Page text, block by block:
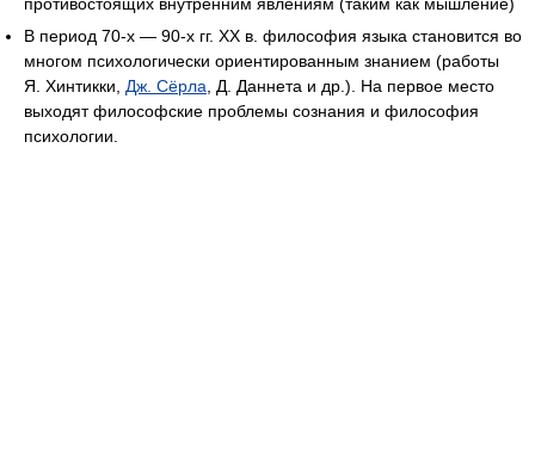
В период 70-х — 90-х гг. ХХ в. философия языка становится во
многом психологически ориентированным знанием (работы
Я. Хинтикки, Дж. Сёрла , Д. Даннета и др.). На первое место
выходят философские проблемы сознания и философия
психологии.